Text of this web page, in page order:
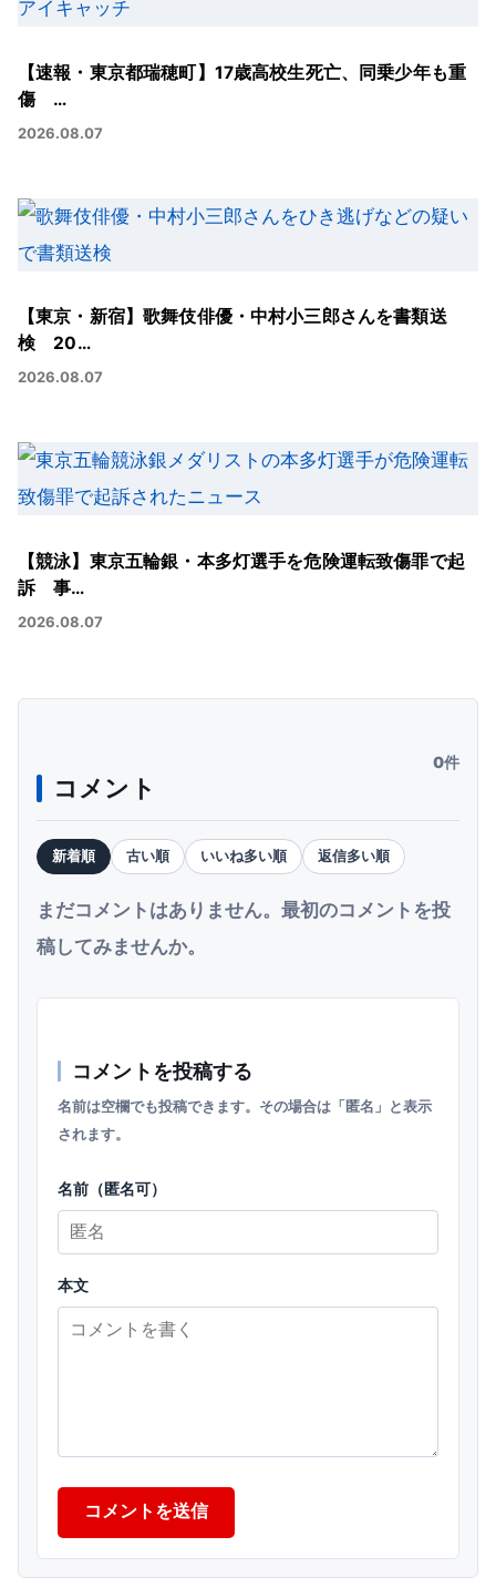
【速報・東京都瑞穂町】17歳高校生死亡、同乗少年も重
傷 …
2026.08.07
【東京・新宿】歌舞伎俳優・中村小三郎さんを書類送
検 20…
2026.08.07
【競泳】東京五輪銀・本多灯選手を危険運転致傷罪で起
訴 事…
2026.08.07
コメント
0件
新着順 古い順 いいね多い順 返信多い順
まだコメントはありません。最初のコメントを投
稿してみませんか。
コメントを投稿する
名前は空欄でも投稿できます。その場合は「匿名」と表示
されます。
名前（匿名可）
本文
コメントを送信